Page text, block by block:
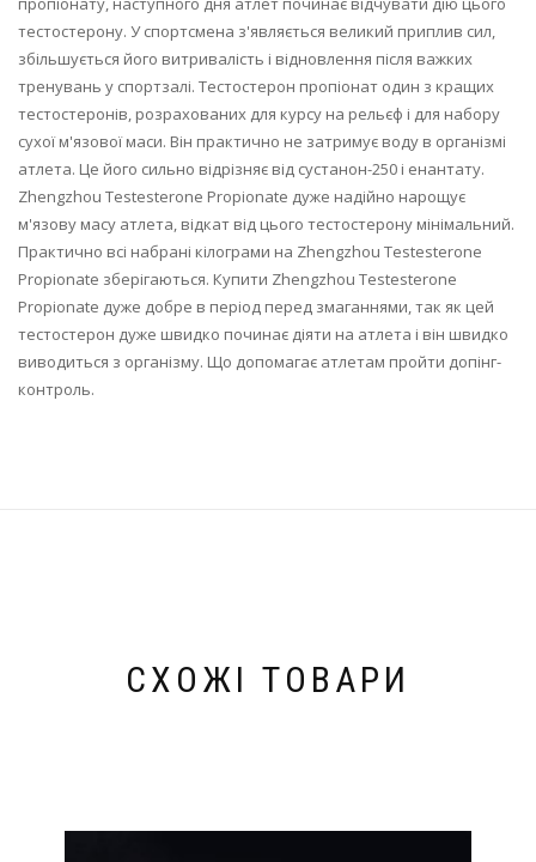
тестостерону. У спортсмена з'являється великий приплив сил,
збільшується його витривалість і відновлення після важких
тренувань у спортзалі. Тестостерон пропіонат один з кращих
тестостеронів, розрахованих для курсу на рельєф і для набору
сухої м'язової маси. Він практично не затримує воду в організмі
атлета. Це його сильно відрізняє від сустанон-250 і енантату.
Zhengzhou Testesterone Propionate дуже надійно нарощує
м'язову масу атлета, відкат від цього тестостерону мінімальний.
Практично всі набрані кілограми на Zhengzhou Testesterone
Propionate зберігаються. Купити Zhengzhou Testesterone
Propionate дуже добре в період перед змаганнями, так як цей
тестостерон дуже швидко починає діяти на атлета і він швидко
виводиться з організму. Що допомагає атлетам пройти допінг-
контроль.
СХОЖІ ТОВАРИ